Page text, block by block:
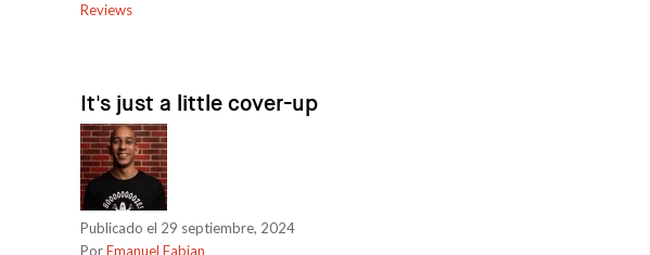
Reviews
It's just a little cover-up
Publicado el 29 septiembre, 2024
PorEmanuel Fabian